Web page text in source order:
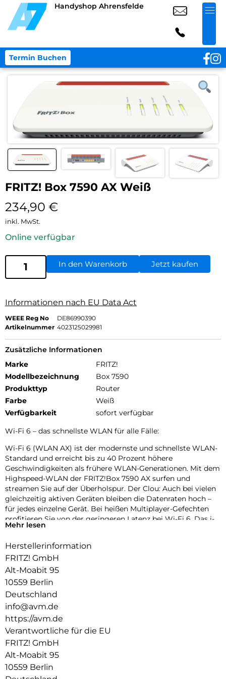
Handyshop Ahrensfelde
Termin Buchen
FRITZ! Box 7590 AX Weiß
234,90 €
inkl. MwSt.
Online verfügbar
In den Warenkorb Jetzt kaufen
Informationen nach EU Data Act
WEEE Reg No
DE86990390
Artikelnummer 4023125029981
Zusätzliche Informationen
Marke
FRITZ!
Modellbezeichnung
Box 7590
Produkttyp
Router
Farbe
Weiß
Verfügbarkeit
sofort verfügbar
Wi-Fi 6 – das schnellste WLAN für alle Fälle:
Wi-Fi 6 (WLAN AX) ist der modernste und schnellste WLAN-
Standard und erreicht bis zu 40 Prozent höhere
Geschwindigkeiten als frühere WLAN-Generationen. Mit dem
Highspeed-WLAN der FRITZ!Box 7590 AX surfen und
streamen Sie auf der Überholspur. Der Clou: Auch bei vielen
gleichzeitig aktiven Geräten bleiben die Datenraten hoch –
für jedes einzelne Gerät. Bei heißen Multiplayer-Gefechten
profitieren Sie von der geringeren Latenz bei Wi-Fi 6. Das i-
Tüpfelchen sind neue Energiesparfunktionen für eine längere
Natürlich unterstützt die FRITZ!Box 7590 AX bewährte
Standards wie WLAN AC und N für volle Kompatibilität mit
WLAN Mesh mit FRITZ:
Damit Videos, Musik und Fotos im Heimnetz nahtlos bis in
den letzten Winkel jedes Zimmers gelangen, setzt die
FRITZ!Box 7590 AX auf WLAN Mesh. Die verteilten FRITZ!-
Geräte arbeiten in einem einzigen Netz, tauschen sich
untereinander aus und optimieren die Leistung aller WLAN-
Mehr lesen
Herstellerinformation
FRITZ! GmbH
Alt-Moabit 95
10559 Berlin
Deutschland
info@avm.de
https://avm.de
Verantwortliche für die EU
FRITZ! GmbH
Alt-Moabit 95
10559 Berlin